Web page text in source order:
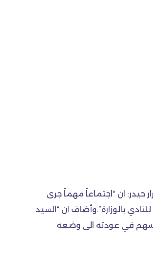
حيدر: ان “اجتماعاً مهماً جرى
بالوزارة”.وأضاف ان “السيد
تسهم في عودته الى وضعه